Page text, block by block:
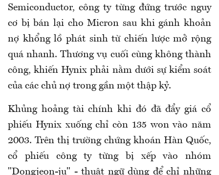
Semiconductor, công ty từng đứng trước nguy
cơ bị bán lại cho Micron sau khi gánh khoản
nợ khổng lồ phát sinh từ chiến lược mở rộng
quá nhanh. Thương vụ cuối cùng không thành
công, khiến Hynix phải nằm dưới sự kiểm soát
của các chủ nợ trong gần một thập kỷ.
Khủng hoảng tài chính khi đó đã đẩy giá cổ
phiếu Hynix xuống chỉ còn 135 won vào năm
2003. Trên thị trường chứng khoán Hàn Quốc,
cổ phiếu công ty từng bị xếp vào nhóm
"Dongjeon-ju" - thuật ngữ dùng để chỉ những